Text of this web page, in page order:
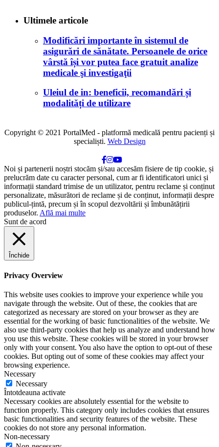
Ultimele articole
Modificări importante în sistemul de
asigurări de sănătate. Persoanele de orice
vârstă își vor putea face gratuit analize
medicale şi investigaţii
Uleiul de in: beneficii, recomandări și
modalități de utilizare
Copyright © 2021 PortalMed - platformă medicală pentru pacienți și
specialiști. Web Design
Noi și partenerii noștri stocăm și/sau accesăm fisiere de tip cookie, și
prelucrăm date cu caracter personal, cum ar fi identificatori unici și
informații standard trimise de un utilizator, pentru reclame și conținut
personalizate, măsurători de reclame și de conținut, informații despre
publicul-țintă, precum și în scopul dezvoltării și îmbunătățirii
produselor. Află mai multe
Sunt de acord
Închide
Privacy Overview
This website uses cookies to improve your experience while you
navigate through the website. Out of these, the cookies that are
categorized as necessary are stored on your browser as they are
essential for the working of basic functionalities of the website. We
also use third-party cookies that help us analyze and understand how
you use this website. These cookies will be stored in your browser
only with your consent. You also have the option to opt-out of these
cookies. But opting out of some of these cookies may affect your
browsing experience.
Necessary
Necessary
Întotdeauna activate
Necessary cookies are absolutely essential for the website to
function properly. This category only includes cookies that ensures
basic functionalities and security features of the website. These
cookies do not store any personal information.
Non-necessary